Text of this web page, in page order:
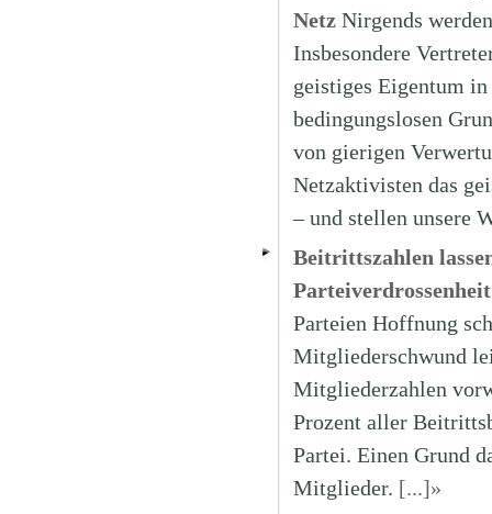
Netz Nirgends
Insbesondere
geistiges Eigentum
bedingungslosen
von gierigen
Netzaktivisten das
– und stellen unsere
Beitrittszahlen
Parteien Hoffnung
Mitgliederschwund
Mitgliederzahlen
Prozent aller
Partei. Einen Grund
Mitglieder. [...]»